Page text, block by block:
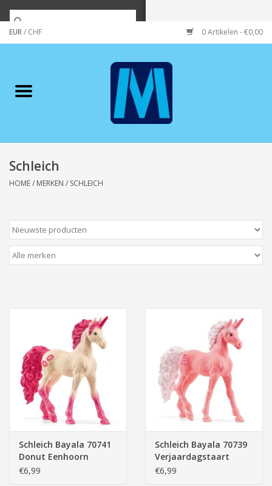
EUR/ CHF 0 Artikelen - €0,00
Merken
Wonen/koken/huishouden
Wenskaarten
Zeeuws/Streek
Elektra
Baby & Peuter
Speelgoed & hobby
Cadeau & feest
Schleich
HOME/ MERKEN / SCHLEICH
Schleich Bayala 70741
Donut Eenhoorn
€6,99
Schleich Bayala 70739
Verjaardagstaart
Eenhoorn
€6,99